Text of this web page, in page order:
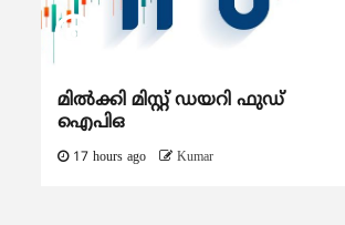
മിൽക്കി മിസ്റ്റ് ഡയറി ഫുഡ്
ഐപിഒ
17 hours ago Kumar